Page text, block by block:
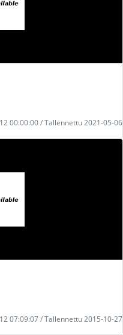
00:00:00 / Tallennettu 2021-05-06
07:09:07 / Tallennettu 2015-10-27